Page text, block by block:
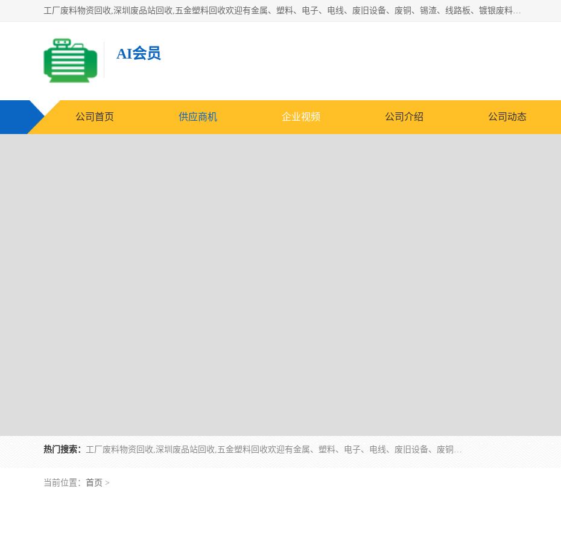
工厂废料物资回收,深圳废品站回收,五金塑料回收欢迎有金属、塑料、电子、电线、废旧设备、废铜、锡渣、线路板、镀银废料、废IC、电子零件、电子脚，等其他废旧物资的单位及个人联系洽谈。对提供息者我们可以提供优厚的业务提成（佣金）。
AI会员
公司首页 供应商机 企业视频 公司介绍 公司动态
热门搜索： 工厂废料物资回收,深圳废品站回收,五金塑料回收欢迎有金属、塑料、电子、电线、废旧设备、废铜、锡渣、线路板、镀银废料、废IC、电子零件、电子脚，等其他废旧物资的单位及个人联系洽谈。对提供息者我们可以提供优厚的业务提成（佣金）。
当前位置： 首页 >